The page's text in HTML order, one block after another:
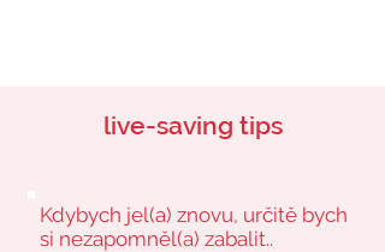
live-saving tips
Kdybych jel(a) znovu, určitě bych
si nezapomněl(a) zabalit..